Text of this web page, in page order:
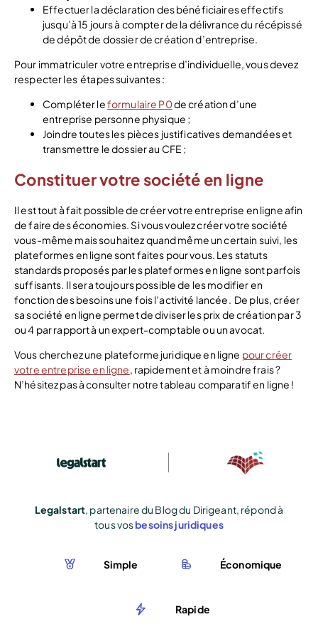
Effectuer la déclaration des bénéficiaires effectifs
jusqu’à 15 jours à compter de la délivrance du récépissé
de dépôt de dossier de création d’entreprise.
Pour immatriculer votre entreprise d’individuelle, vous devez
respecter les étapes suivantes :
Compléter leformulaire P0de création d’une
entreprise personne physique ;
Joindre toutes les pièces justificatives demandées et
transmettre le dossier au CFE ;
Constituer votre société en ligne
Il est tout à fait possible de créer votre entreprise en ligne afin
de faire des économies. Si vous voulez créer votre société
vous-même mais souhaitez quand même un certain suivi, les
plateformes en ligne sont faites pour vous. Les statuts
standards proposés par les plateformes en ligne sont parfois
suffisants. Il sera toujours possible de les modifier en
fonction des besoins une fois l’activité lancée. De plus, créer
sa société en ligne permet de diviser les prix de création par 3
ou 4 par rapport à un expert-comptable ou un avocat.
Vous cherchez une plateforme juridique en ligne pour créer
votre entreprise en ligne, rapidement et à moindre frais ?
N’hésitez pas à consulter notre tableau comparatif en ligne !
Legalstart , partenaire du Blog du Dirigeant, répond à
tous vosbesoins juridiques
Simple Économique
Rapide